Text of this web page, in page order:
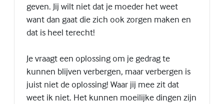
geven. Jij wilt niet dat je moeder het weet
want dan gaat die zich ook zorgen maken en
dat is heel terecht!
Je vraagt een oplossing om je gedrag te
kunnen blijven verbergen, maar verbergen is
juist niet de oplossing! Waar jij mee zit dat
weet ik niet. Het kunnen moeilijke dingen zijn